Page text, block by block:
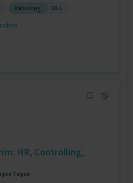
Reporting 33 J.
HR, Controlling,
Tagen